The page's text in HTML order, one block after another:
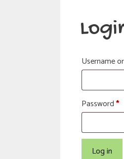
Username
Password*
Log in